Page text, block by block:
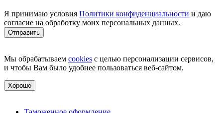
Я принимаю условия Политики конфиденциальности и даю
согласие на обработку моих персональных данных.
Мы обрабатываем cookies с целью персонализации сервисов,
и чтобы Вам было удобнее пользоваться веб-сайтом.
Хорошо